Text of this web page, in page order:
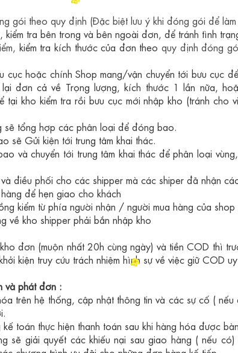
gói theo quy định (Đặc biệt lưu ý khi đóng gói để
kiểm tra bên trong và bên ngoài đơn, để tránh tình
kiểm tra kích thước của đơn theoquy định đóng
cục hoặc chính Shop mang/vận chuyển tới bưu cục
đơn cả về Trọng lượng, kích thước 1 lần nữa,
kho kiểm tra rồi bưu cục mới nhập kho (tránh cho
sẽ tổng hợp các phân loại để đóng bao.
sẽ Gửi kiện tới trung tâm khai thác.
và chuyển tới trung tâm khai thác để phân loại
điều phối cho các shipper mà các shiper đã nhận
để hẹn giao cho khách
kiểm từ phía người nhận / người mua hàng của shop
kho shipper phải bắn nhập kho
đơn (muộn nhất 20h cùng ngày) và tiền COD thì
kiện truy cứu trách nhiệm hình sự về việc giữ COD
và phát đơn :
trên hệ thống, cập nhật thông tin và các sự cố (
kế toán thực hiện thanh toán sau khi hàng hóa được
sẽ giải quyết các khiếu nại sau giao hàng ( nếu